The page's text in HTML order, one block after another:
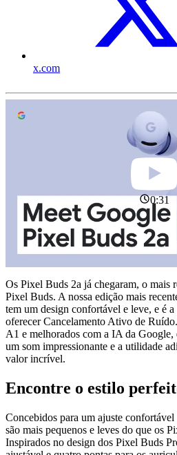
x.com
0:31
Os Pixel Buds 2a já chegaram, o mais
Pixel Buds. A nossa edição mais
tem um design confortável e leve, e é
oferecer Cancelamento Ativo de
A1 e melhorados com a IA da Google,
um som impressionante e a utilidade
valor incrível.
Encontre o estilo
Concebidos para um ajuste
são mais pequenos e leves do que os
Inspirados no design dos Pixel Buds